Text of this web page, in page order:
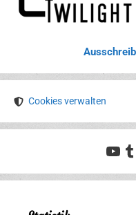
Cookies verwalten